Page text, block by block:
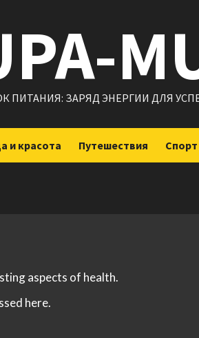
ПИТАНИЯ: ЗАРЯД ЭНЕРГИИ ДЛЯ
и красота Путешествия Спорт
aspects of health.
here.